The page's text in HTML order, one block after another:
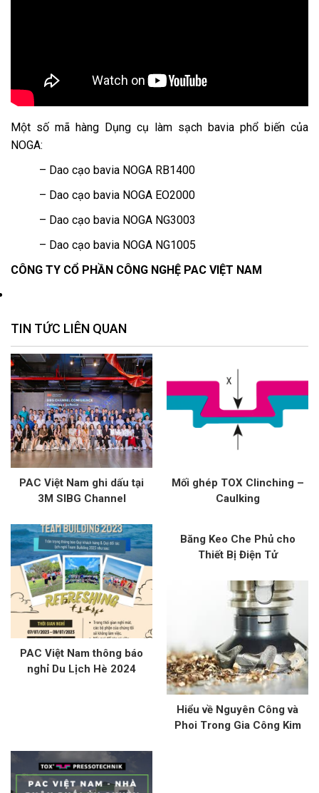
Một số mã hàng Dụng cụ làm sạch bavia phổ biến của
NOGA:
– Dao cạo bavia NOGA RB1400
– Dao cạo bavia NOGA EO2000
– Dao cạo bavia NOGA NG3003
– Dao cạo bavia NOGA NG1005
CÔNG TY CỔ PHẦN CÔNG NGHỆ PAC VIỆT NAM
TIN TỨC LIÊN QUAN
PAC Việt Nam ghi dấu tại
3M SIBG Channel
cập nhật và bứt phá cùng
3M
Mối ghép TOX Clinching –
Caulking
PAC Việt Nam thông báo
nghỉ Du Lịch Hè 2024
Băng Keo Che Phủ cho
Thiết Bị Điện Tử
Hiểu về Nguyên Công và
Phoi Trong Gia Công Kim